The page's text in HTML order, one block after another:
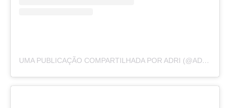
UMA PUBLICAÇÃO COMPARTILHADA POR ADRI (@ADRIRACHELLE)